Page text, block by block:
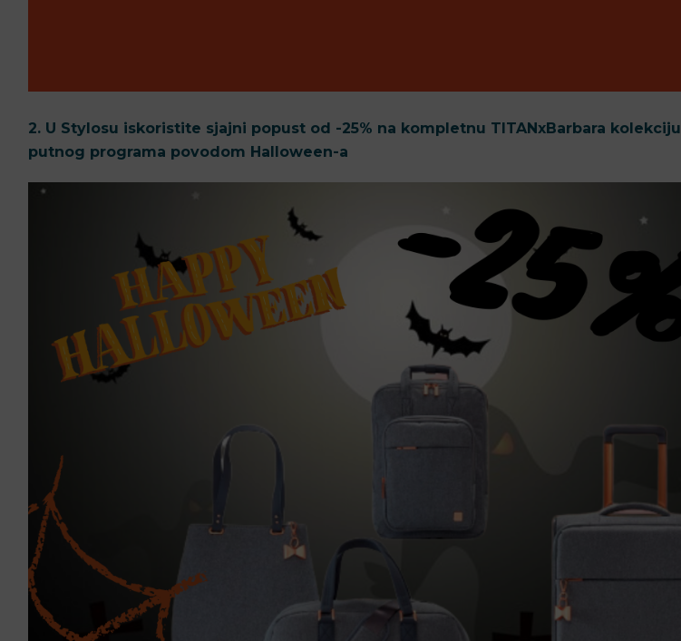
2. U Stylosu iskoristite sjajni popust od -25% na kompletnu TITANxBarbara kolekciju
putnog programa povodom Halloween-a